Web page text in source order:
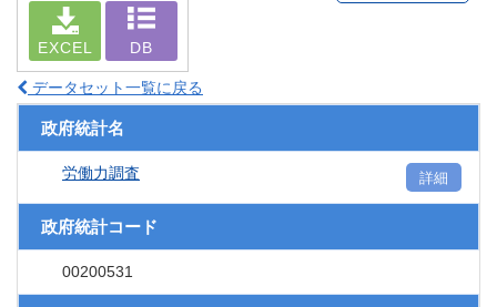
EXCEL DB
データセット一覧に戻る
政府統計名
労働力調査 詳細
政府統計コード
00200531